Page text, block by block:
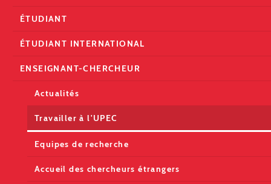
ÉTUDIANT
ÉTUDIANT INTERNATIONAL
ENSEIGNANT-CHERCHEUR
Actualités
Travailler à l'UPEC
Equipes de recherche
Accueil des chercheurs étrangers